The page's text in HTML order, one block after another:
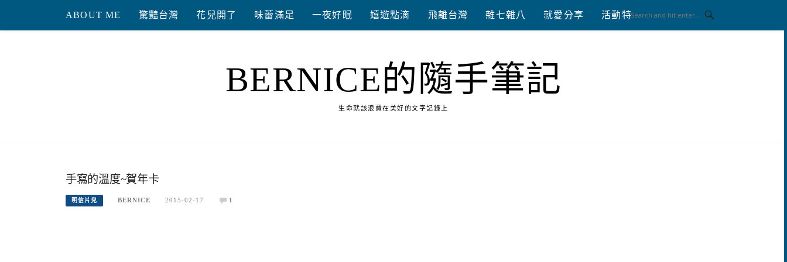
content
ABOUT ME 驚豔台灣 花兒開了 味蕾滿足 一夜好眠 嬉遊點滴 飛離台灣 雜七雜八 就愛分享 活動特區 體驗分享
BERNICE的隨手筆記
生命就該浪費在美好的文字記錄上
手寫的溫度~賀年卡
明信片兒 BERNICE 2015-02-17 1